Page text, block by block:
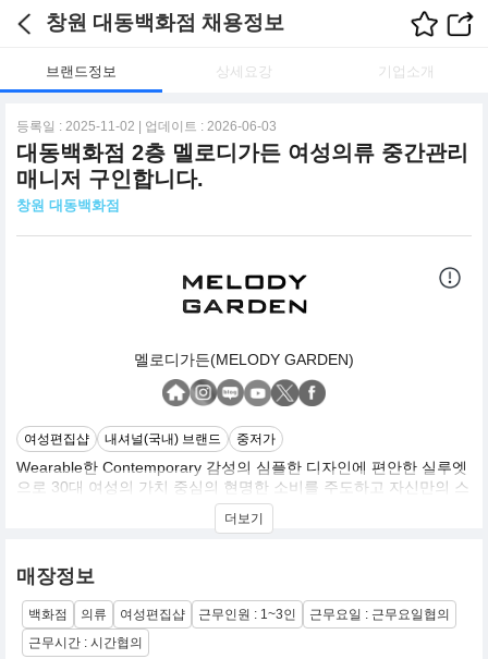
창원 대동백화점 채용정보
브랜드정보 상세요강 기업소개
등록일 : 2025-11-02 | 업데이트 : 2026-06-03
대동백화점 2층 멜로디가든 여성의류 중간관리
매니저 구인합니다.
창원 대동백화점
멜로디가든(MELODY GARDEN)
여성편집샵 내셔널(국내) 브랜드 중저가
Wearable한 Contemporary 감성의 심플한 디자인에 편안한 실루엣
으로 30대 여성의 가치 중심의 현명한 소비를 주도하고 자신만의 스
타일을 만족시킬수 있는 Life Style 여성 편집샵
더보기
매장정보
백화점 의류 여성편집샵 근무인원 : 1~3인
근무요일 : 근무요일협의
근무시간 : 시간협의